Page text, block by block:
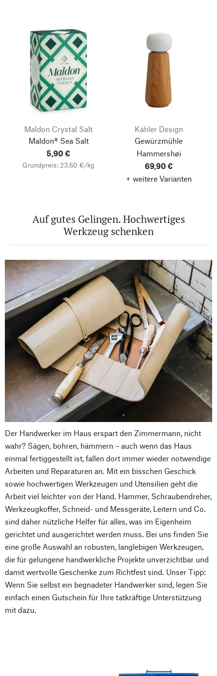
Maldon Crystal Salt
Maldon® Sea Salt
5,90 €
Grundpreis: 23,60 €/kg
Kähler Design
Gewürzmühle
Hammershøi
69,90 €
+ weitere Varianten
Auf gutes Gelingen. Hochwertiges
Werkzeug schenken
Der Handwerker im Haus erspart den Zimmermann, nicht
wahr? Sägen, bohren, hämmern – auch wenn das Haus
einmal fertiggestellt ist, fallen dort immer wieder notwendige
Arbeiten und Reparaturen an. Mit ein bisschen Geschick
sowie hochwertigen Werkzeugen und Utensilien geht die
Arbeit viel leichter von der Hand. Hammer, Schraubendreher,
Werkzeugkoffer, Schneid- und Messgeräte, Leitern und Co.
sind daher nützliche Helfer für alles, was im Eigenheim
gerichtet und ausgerichtet werden muss. Bei uns finden Sie
eine große Auswahl an robusten, langlebigen Werkzeugen,
die für gelungene handwerkliche Projekte unverzichtbar und
damit wertvolle Geschenke zum Richtfest sind. Unser Tipp:
Wenn Sie selbst ein begnadeter Handwerker sind, legen Sie
einfach einen Gutschein für Ihre tatkräftige Unterstützung
mit dazu.